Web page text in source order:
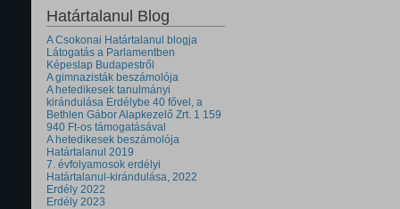
Határtalanul Blog
A Csokonai Határtalanul blogja
Látogatás a Parlamentben
Képeslap Budapestről
A gimnazisták beszámolója
A hetedikesek tanulmányi
kirándulása Erdélybe 40 fővel, a
Bethlen Gábor Alapkezelő Zrt. 1 159
940 Ft-os támogatásával
A hetedikesek beszámolója
Határtalanul 2019
7. évfolyamosok erdélyi
Határtalanul-kirándulása, 2022
Erdély 2022
Erdély 2023